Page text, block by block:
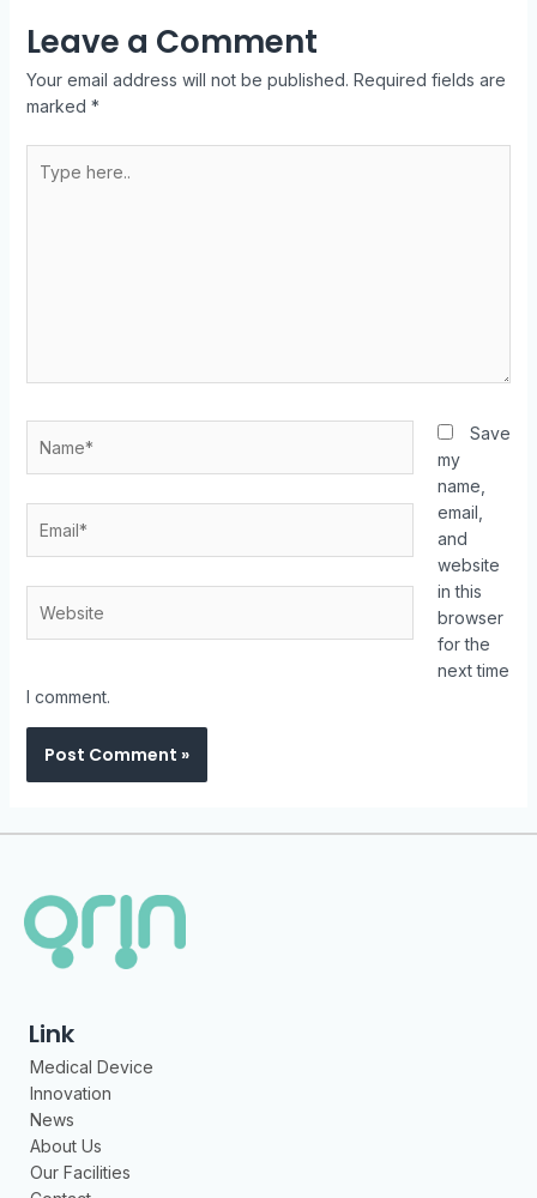
Leave a Comment
Your email address will not be published. Required fields are
marked *
Save
my
name,
email,
and
website
in this
browser
for the
next time
I comment.
Link
Medical Device
Innovation
News
About Us
Our Facilities